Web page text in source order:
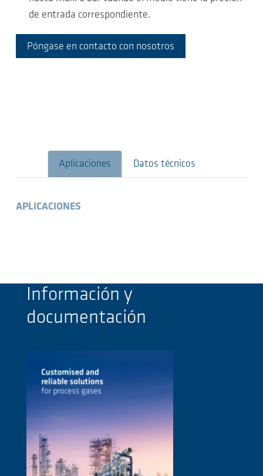
de entrada correspondiente.
Póngase en contacto con nosotros
Aplicaciones Datos técnicos
APLICACIONES
Información y
documentación